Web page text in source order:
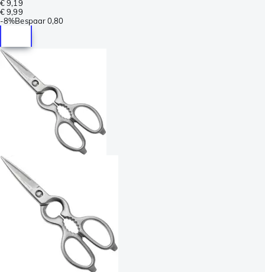
€ 9,19
€ 9,99
-8%Bespaar0,80